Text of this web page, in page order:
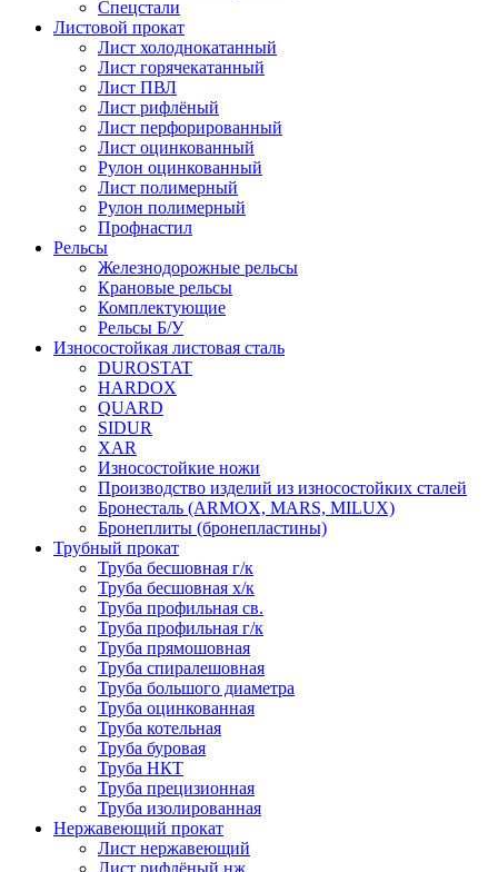
Спецстали
Листовой прокат
Лист холоднокатанный
Лист горячекатанный
Лист ПВЛ
Лист рифлёный
Лист перфорированный
Лист оцинкованный
Рулон оцинкованный
Лист полимерный
Рулон полимерный
Профнастил
Рельсы
Железнодорожные рельсы
Крановые рельсы
Комплектующие
Рельсы Б/У
Износостойкая листовая сталь
DUROSTAT
HARDOX
QUARD
SIDUR
XAR
Износостойкие ножи
Производство изделий из износостойких сталей
Бронесталь (ARMOX, MARS, MILUX)
Бронеплиты (бронепластины)
Трубный прокат
Труба бесшовная г/к
Труба бесшовная х/к
Труба профильная св.
Труба профильная г/к
Труба прямошовная
Труба спиралешовная
Труба большого диаметра
Труба оцинкованная
Труба котельная
Труба буровая
Труба НКТ
Труба прецизионная
Труба изолированная
Нержавеющий прокат
Лист нержавеющий
Лист рифлёный нж